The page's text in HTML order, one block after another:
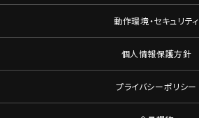
動作環境・セキュリティ
個人情報保護方針
プライバシーポリシー